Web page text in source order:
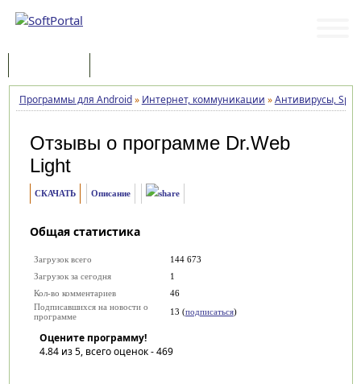
Программы для Android» Интернет, коммуникации »Антивирусы,
Отзывы о программе Dr.Web
Light
СКАЧАТЬ Описание
Общая статистика
Загрузок всего
144 673
Загрузок за сегодня
1
Кол-во комментариев
46
Подписавшихся на новости о
программе
13 (подписаться)
Оцените программу!
4.84из 5, всего оценок -469